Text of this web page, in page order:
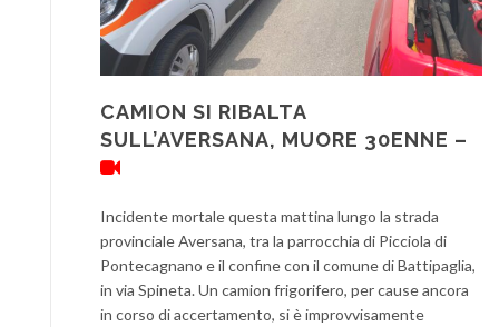
CAMION SI RIBALTA
SULL’AVERSANA, MUORE 30ENNE –
Incidente mortale questa mattina lungo la strada
provinciale Aversana, tra la parrocchia di Picciola di
Pontecagnano e il confine con il comune di Battipaglia,
in via Spineta. Un camion frigorifero, per cause ancora
in corso di accertamento, si è improvvisamente